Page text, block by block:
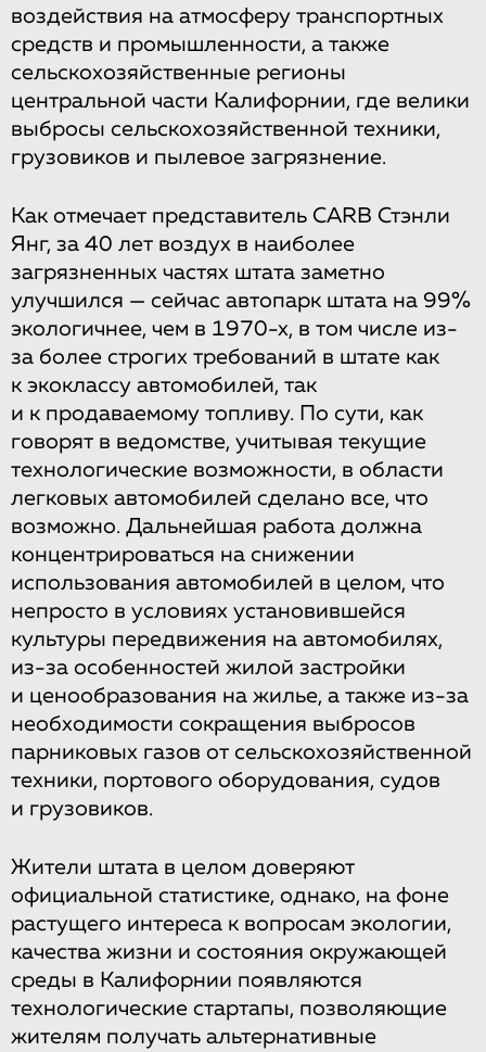
воздействия на атмосферу транспортных
средств и промышленности, а также
сельскохозяйственные регионы
центральной части Калифорнии, где велики
выбросы сельскохозяйственной техники,
грузовиков и пылевое загрязнение.
Как отмечает представитель CARB Стэнли
Янг, за 40 лет воздух в наиболее
загрязненных частях штата заметно
улучшился — сейчас автопарк штата на 99%
экологичнее, чем в 1970-х, в том числе из-
за более строгих требований в штате как
к экоклассу автомобилей, так
и к продаваемому топливу. По сути, как
говорят в ведомстве, учитывая текущие
технологические возможности, в области
легковых автомобилей сделано все, что
возможно. Дальнейшая работа должна
концентрироваться на снижении
использования автомобилей в целом, что
непросто в условиях установившейся
культуры передвижения на автомобилях,
из-за особенностей жилой застройки
и ценообразования на жилье, а также из-за
необходимости сокращения выбросов
парниковых газов от сельскохозяйственной
техники, портового оборудования, судов
и грузовиков.
Жители штата в целом доверяют
официальной статистике, однако, на фоне
растущего интереса к вопросам экологии,
качества жизни и состояния окружающей
среды в Калифорнии появляются
технологические стартапы, позволяющие
жителям получать альтернативные